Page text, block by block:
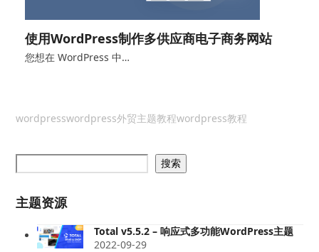
使用WordPress制作多供应商电子商务网站
您想在 WordPress 中…
wordpresswordpress外贸主题教程wordpress教程
搜索
主题资源
Total v5.5.2 – 响应式多功能WordPress主题
2022-09-29